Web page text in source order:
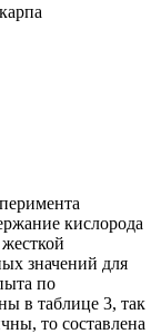
кислорода
значений для
по
в таблице 3, так
то составлена